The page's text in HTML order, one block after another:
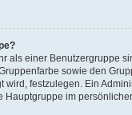
als einer Benutzergruppe
sowie den
wird, festzulegen. Ein
Hauptgruppe im